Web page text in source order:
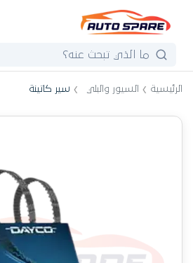
الرئيسية السيور والبلي سير كاتينة